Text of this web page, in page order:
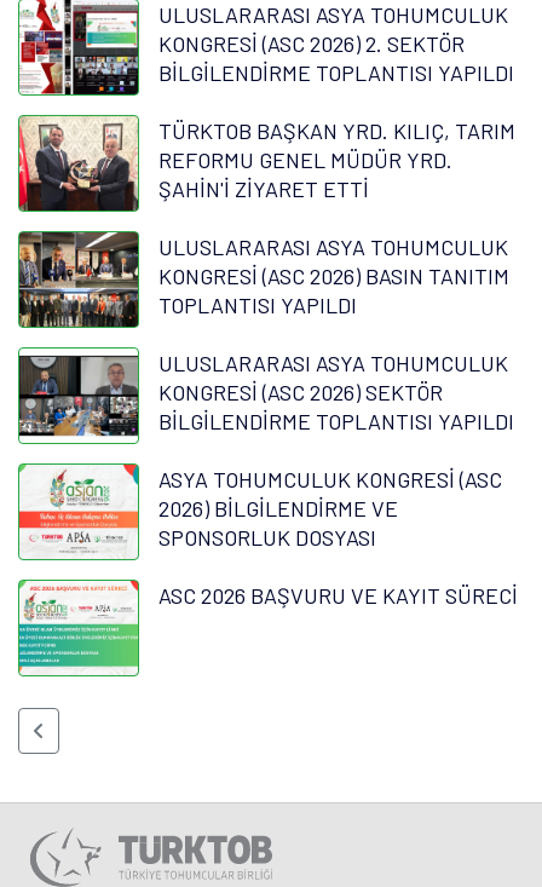
ULUSLARARASI ASYA TOHUMCULUK
KONGRESİ (ASC 2026) 2. SEKTÖR
BİLGİLENDİRME TOPLANTISI YAPILDI
TÜRKTOB BAŞKAN YRD. KILIÇ, TARIM
REFORMU GENEL MÜDÜR YRD.
ŞAHİN'İ ZİYARET ETTİ
ULUSLARARASI ASYA TOHUMCULUK
KONGRESİ (ASC 2026) BASIN TANITIM
TOPLANTISI YAPILDI
ULUSLARARASI ASYA TOHUMCULUK
KONGRESİ (ASC 2026) SEKTÖR
BİLGİLENDİRME TOPLANTISI YAPILDI
ASYA TOHUMCULUK KONGRESİ (ASC
2026) BİLGİLENDİRME VE
SPONSORLUK DOSYASI
ASC 2026 BAŞVURU VE KAYIT SÜRECİ